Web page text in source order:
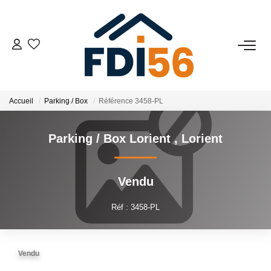
02 97 81 41 39
VENTES
Tous Nos Biens
Prestiges
Investisseurs
LOCATIONS
Accueil Parking / Box Référence 3458-PL
Parking / Box Lorient, Lorient
Vendu
Réf : 3458-PL
Vendu